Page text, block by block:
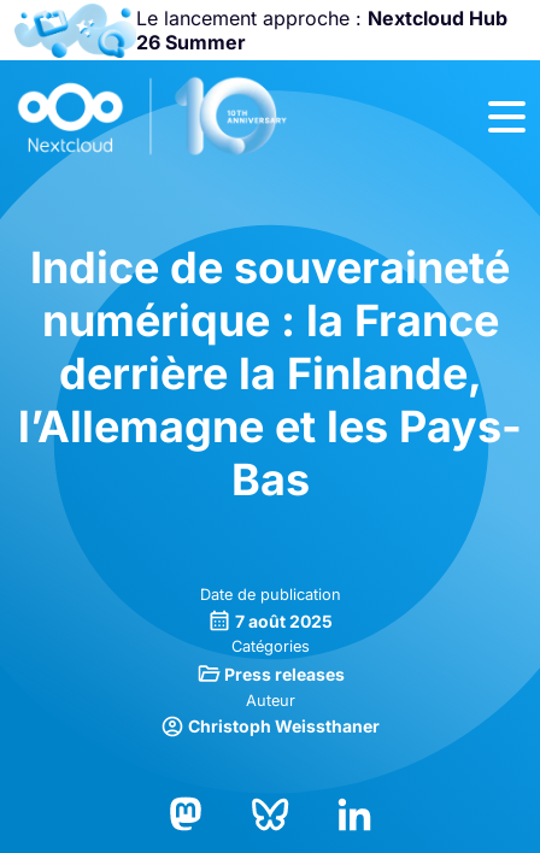
Le lancement approche : Nextcloud Hub
26 Summer
Rejoignez-nous
Community
Conference
Indice de souveraineté
numérique : la France
derrière la Finlande,
l’Allemagne et les Pays-
Bas
Date de publication
7 août 2025
Catégories
Press releases
Auteur
Christoph Weissthaner